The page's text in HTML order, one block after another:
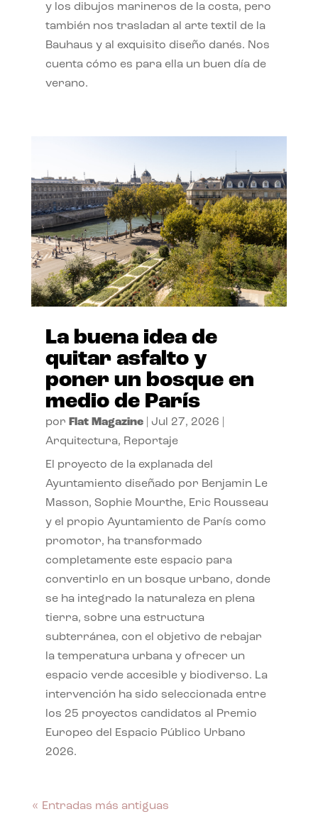
y los dibujos marineros de la costa, pero
también nos trasladan al arte textil de la
Bauhaus y al exquisito diseño danés. Nos
cuenta cómo es para ella un buen día de
verano.
La buena idea de
quitar asfalto y
poner un bosque en
medio de París
por Flat Magazine| Jul 27, 2026
Arquitectura, Reportaje
El proyecto de la explanada del
Ayuntamiento diseñado por Benjamin Le
Masson, Sophie Mourthe, Eric Rousseau
y el propio Ayuntamiento de París como
promotor, ha transformado
completamente este espacio para
convertirlo en un bosque urbano, donde
se ha integrado la naturaleza en plena
tierra, sobre una estructura
subterránea, con el objetivo de rebajar
la temperatura urbana y ofrecer un
espacio verde accesible y biodiverso. La
intervención ha sido seleccionada entre
los 25 proyectos candidatos al Premio
Europeo del Espacio Público Urbano
2026.
« Entradas más antiguas